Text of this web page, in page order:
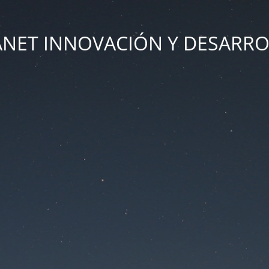
INNOVACIÓN Y